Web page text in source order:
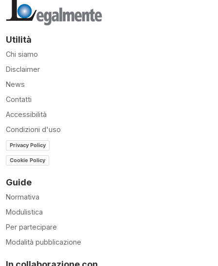
Utilità
Chi siamo
Disclaimer
News
Contatti
Accessibilità
Condizioni d'uso
Privacy Policy
Cookie Policy
Guide
Normativa
Modulistica
Per partecipare
Modalità pubblicazione